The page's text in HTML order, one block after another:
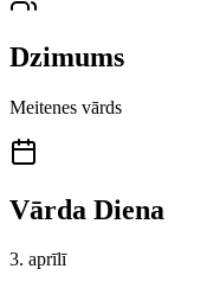
Dzimums
Meitenes vārds
Vārda Diena
3. aprīlī